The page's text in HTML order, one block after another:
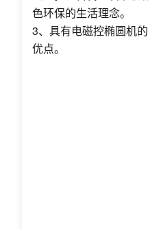
色环保的生活理念。
3、具有电磁控椭圆机
优点。